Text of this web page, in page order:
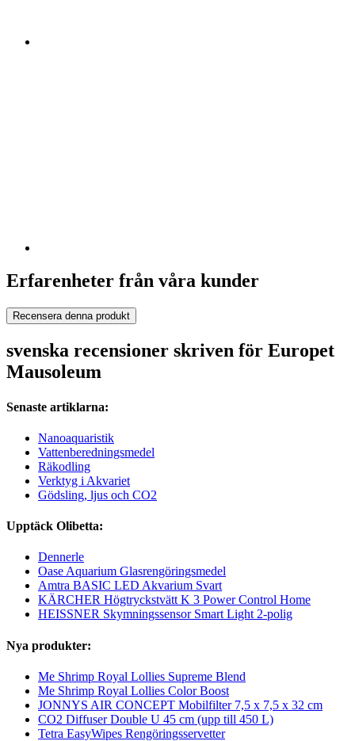
Erfarenheter från våra kunder
Recensera denna produkt
svenska recensioner skriven för Europet
Mausoleum
Senaste artiklarna:
Nanoaquaristik
Vattenberedningsmedel
Räkodling
Verktyg i Akvariet
Gödsling, ljus och CO2
Upptäck Olibetta:
Dennerle
Oase Aquarium Glasrengöringsmedel
Amtra BASIC LED Akvarium Svart
KÄRCHER Högtryckstvätt K 3 Power Control Home
HEISSNER Skymningssensor Smart Light 2-polig
Nya produkter:
Me Shrimp Royal Lollies Supreme Blend
Me Shrimp Royal Lollies Color Boost
JONNYS AIR CONCEPT Mobilfilter 7,5 x 7,5 x 32 cm
CO2 Diffuser Double U 45 cm (upp till 450 L)
Tetra EasyWipes Rengöringsservetter